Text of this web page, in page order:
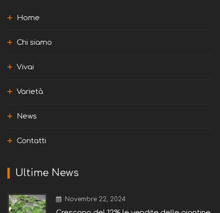
Home
Chi siamo
Vivai
Varietà
News
Contatti
Ultime News
Novembre 22, 2024